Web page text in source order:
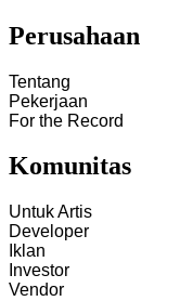
Perusahaan
Tentang
Pekerjaan
For the Record
Komunitas
Untuk Artis
Developer
Iklan
Investor
Vendor